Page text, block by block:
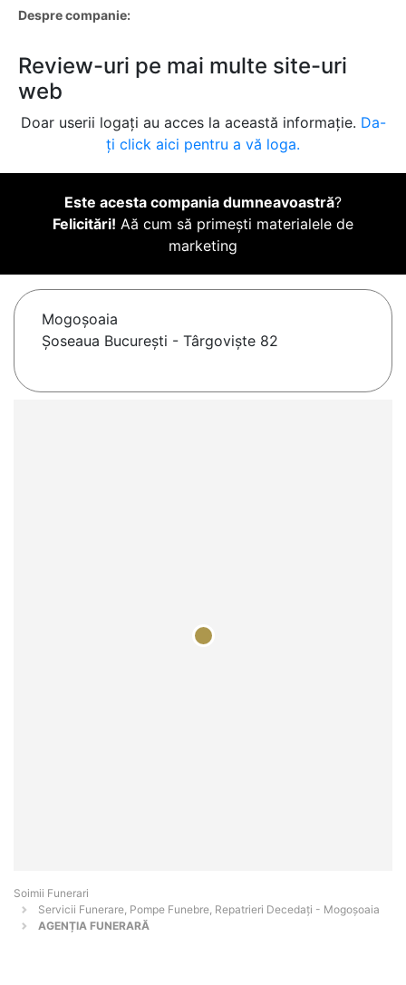
Despre companie:
Review-uri pe mai multe site-uri
web
Doar userii logați au acces la această informație. Da-
ți click aici pentru a vă loga.
Este acesta compania dumneavoastră?
Felicitări! Aă cum să primești materialele de
marketing
Mogoşoaia
Șoseaua București - Târgoviște 82
Soimii Funerari
Servicii Funerare, Pompe Funebre, Repatrieri Decedați - Mogoşoaia
AGENȚIA FUNERARĂ